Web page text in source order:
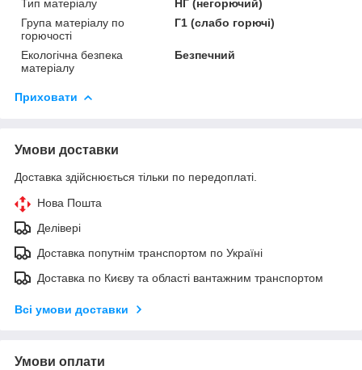
Тип матеріалу
НГ (негорючий)
Група матеріалу по
горючості
Г1 (слабо горючі)
Екологічна безпека
матеріалу
Безпечний
Приховати
Умови доставки
Доставка здійснюється тільки по передоплаті.
Нова Пошта
Делівері
Доставка попутнім транспортом по Україні
Доставка по Києву та області вантажним транспортом
Всі умови доставки
Умови оплати